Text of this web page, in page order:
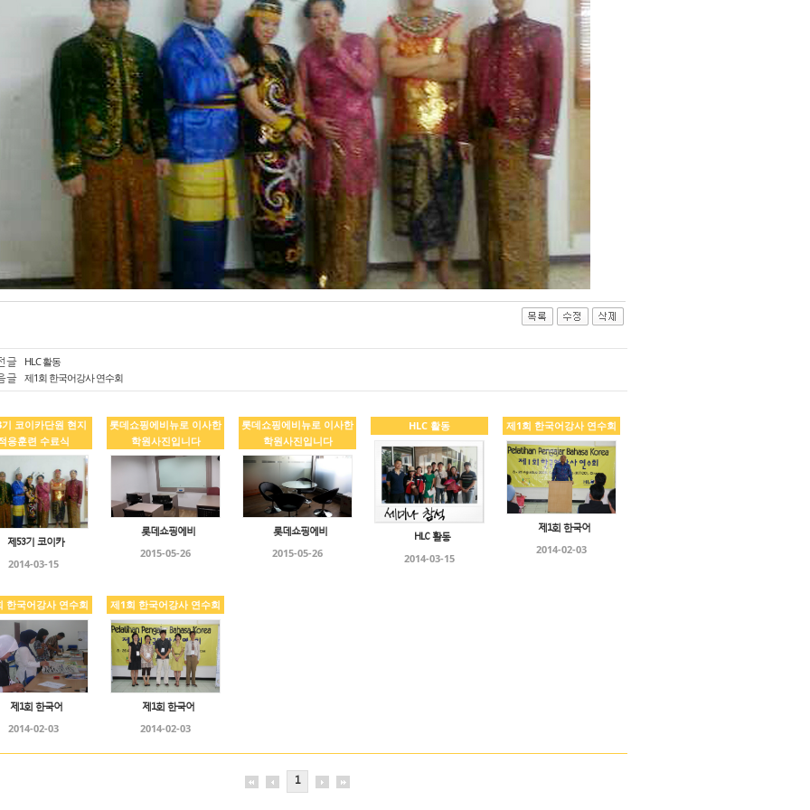
글 HLC 활동
글 제1회 한국어강사 연수회
코이카단원 현지
응훈련 수료식
제53기 코이카
2014-03-15
롯데쇼핑에비뉴로 이사한
학원사진입니다
롯데쇼핑에비
2015-05-26
롯데쇼핑에비뉴로 이사한
학원사진입니다
롯데쇼핑에비
2015-05-26
HLC 활동
HLC 활동
2014-03-15
제1회 한국어강사 연수회
제1회 한국어
2014-02-03
한국어강사 연수회
제1회 한국어
2014-02-03
제1회 한국어강사 연수회
제1회 한국어
2014-02-03
1